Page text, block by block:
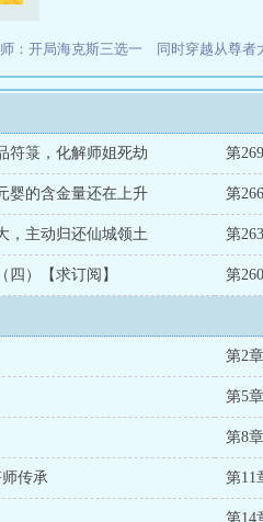
：开局海克斯三选一 同时穿越从尊者
符箓，化解师姐死劫 第
婴的含金量还在上升
，主动归还仙城领土 第
四）【求订阅】 第
第2
第5
第8
传承 第11
第14